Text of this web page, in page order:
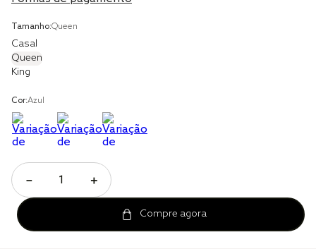
Tamanho:Queen
Casal
Queen
King
Cor:Azul
＋
－
cobre leito
cobertor
jogo cama casal